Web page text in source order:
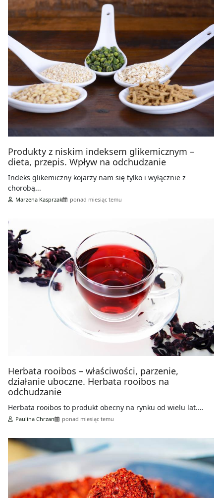
Produkty z niskim indeksem glikemicznym –
dieta, przepis. Wpływ na odchudzanie
Indeks glikemiczny kojarzy nam się tylko i wyłącznie z
chorobą...
Marzena Kasprzak ponad miesiąc temu
Herbata rooibos – właściwości, parzenie,
działanie uboczne. Herbata rooibos na
odchudzanie
Herbata rooibos to produkt obecny na rynku od wielu lat.…
Paulina Chrzan ponad miesiąc temu